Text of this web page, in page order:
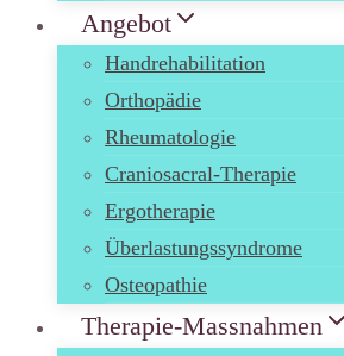
Angebot
Handrehabilitation
Orthopädie
Rheumatologie
Craniosacral-Therapie
Ergotherapie
Überlastungssyndrome
Osteopathie
Therapie-Massnahmen